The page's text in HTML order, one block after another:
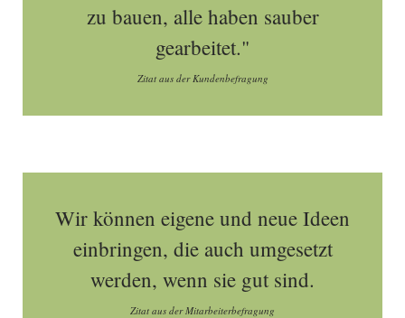
zu bauen, alle haben sauber
gearbeitet."
Zitat aus der Kundenbefragung
Wir können eigene und neue Ideen
einbringen, die auch umgesetzt
werden, wenn sie gut sind.
Zitat aus der Mitarbeiterbefragung